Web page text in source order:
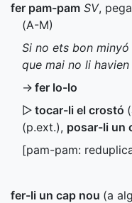
fer pam-pam SV,
(A-M)
Si no ets bon
que mai no li
→ fer lo-lo
▷ tocar-li el crostó
(p.ext.), posar-li un
[pam-pam:
fer-li un cap nou (a